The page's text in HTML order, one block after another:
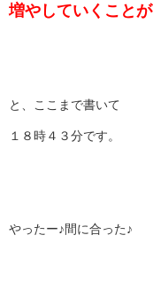
増やしていくこと
と、ここまで書いて
１８時４３分です。
やったー♪間に合った♪